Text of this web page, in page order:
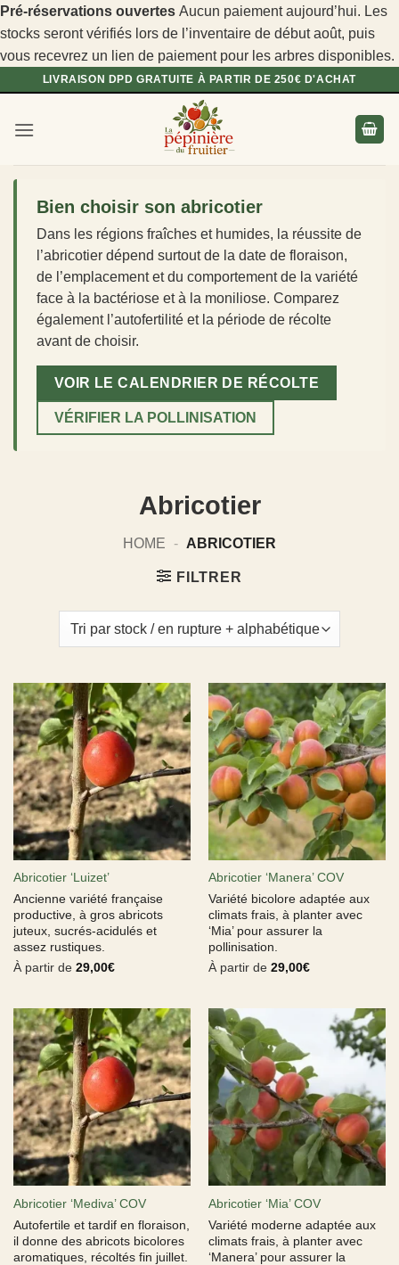
Pré-réservations ouvertes Aucun paiement aujourd’hui. Les
stocks seront vérifiés lors de l’inventaire de début août, puis
vous recevrez un lien de paiement pour les arbres disponibles.
Passer
contenu
LIVRAISON DPD GRATUITE À PARTIR DE 250€ D'ACHAT
Bien choisir son abricotier
Dans les régions fraîches et humides, la réussite de
l’abricotier dépend surtout de la date de floraison,
de l’emplacement et du comportement de la variété
face à la bactériose et à la moniliose. Comparez
également l’autofertilité et la période de récolte
avant de choisir.
VOIR LE CALENDRIER DE RÉCOLTE
VÉRIFIER LA POLLINISATION
Abricotier
HOME - ABRICOTIER
FILTRER
Abricotier ‘Luizet’
Ancienne variété française
productive, à gros abricots
juteux, sucrés-acidulés et
assez rustiques.
À partir de 29,00€
Abricotier ‘Manera’ COV
Variété bicolore adaptée aux
climats frais, à planter avec
‘Mia’ pour assurer la
pollinisation.
À partir de 29,00€
Abricotier ‘Mediva’ COV
Autofertile et tardif en floraison,
il donne des abricots bicolores
aromatiques, récoltés fin juillet.
Abricotier ‘Mia’ COV
Variété moderne adaptée aux
climats frais, à planter avec
‘Manera’ pour assurer la